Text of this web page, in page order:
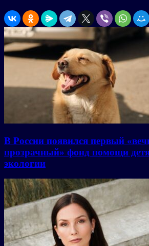
В России появился первый
прозрачный» фонд помощи
экологии